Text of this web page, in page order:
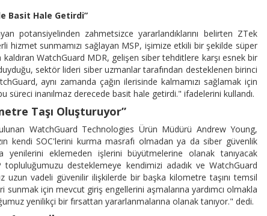
Basit Hale Getirdi”
potansiyelinden zahmetsizce yararlandıklarını belirten ZTek
hizmet sunmamızı sağlayan MSP, işimize etkili bir şekilde süper
WatchGuard MDR, gelişen siber tehditlere karşı esnek bir
sektör lideri siber uzmanlar tarafından desteklenen birinci
aynı zamanda çağın ilerisinde kalmamızı sağlamak için
inanılmaz derecede basit hale getirdi." ifadelerini kullandı.
Taşı Oluşturuyor”
WatchGuard Technologies Ürün Müdürü Andrew Young,
kendi SOC'lerini kurma masrafı olmadan ya da siber güvenlik
yenilerini eklemeden işlerini büyütmelerine olanak tanıyacak
desteklemeye kendimizi adadık ve WatchGuard
uzun vadeli güvenilir ilişkilerde bir başka kilometre taşını temsil
için mevcut giriş engellerini aşmalarına yardımcı olmakla
yenilikçi bir fırsattan yararlanmalarına olanak tanıyor." dedi.